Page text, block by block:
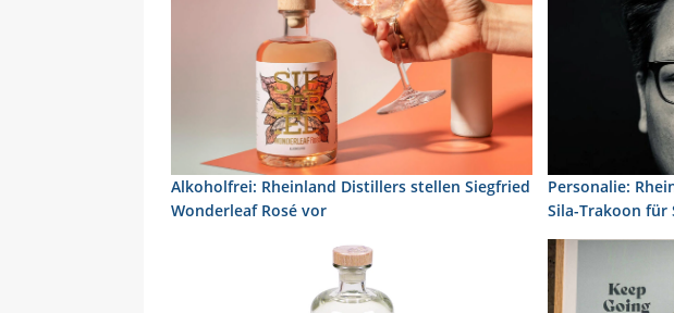
Alkoholfrei: Rheinland Distillers stellen Siegfried
Wonderleaf Rosé vor
Personalie:
Sila-Trakoon für